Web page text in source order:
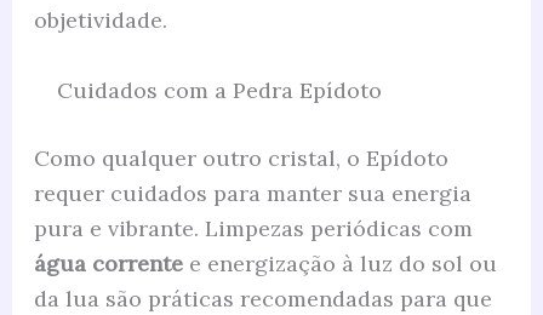
objetividade.
Cuidados com a Pedra Epídoto
Como qualquer outro cristal, o Epídoto
requer cuidados para manter sua energia
pura e vibrante. Limpezas periódicas com
água correntee energização à luz do sol ou
da lua são práticas recomendadas para que